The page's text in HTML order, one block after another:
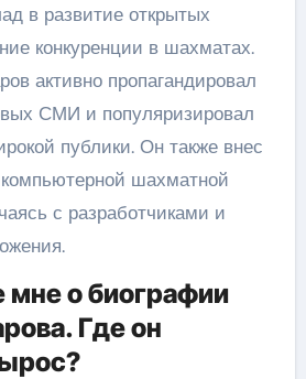
в развитие открытых
конкуренции в шахматах.
активно пропагандировал
СМИ и популяризировал
публики. Он также внес
шахматной
с разработчиками и
мне о биографии
Где он